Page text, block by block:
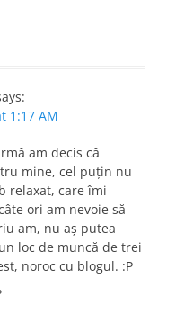
1:17 AM
am decis că
mine, cel puţin nu
relaxat, care îmi
ori am nevoie să
am, nu aş putea
loc de muncă de trei
noroc cu blogul. :P